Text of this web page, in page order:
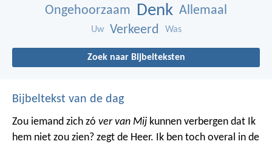
Ongehoorzaam Denk Allemaal
Uw Verkeerd Was
Zoek naar Bijbelteksten
Bijbeltekst van de dag
Zou iemand zich zó ver van Mij kunnen verbergen dat Ik
hem niet zou zien? zegt de Heer. Ik ben toch overal in de